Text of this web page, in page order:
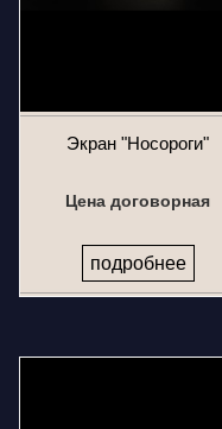
Экран "Носороги"
Цена договорная
подробнее